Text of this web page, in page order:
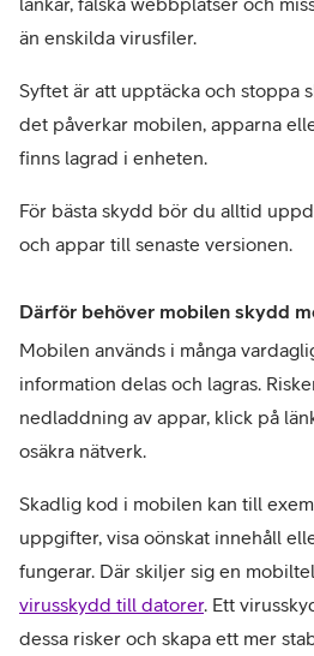
än enskilda virusfiler.
Syftet är att upptäcka och stoppa
det påverkar mobilen, apparna
finns lagrad i enheten.
För bästa skydd bör du alltid
och appar till senaste versionen.
Därför behöver mobilen skydd
Mobilen används i många
information delas och lagras.
nedladdning av appar, klick på
osäkra nätverk.
Skadlig kod i mobilen kan till
uppgifter, visa oönskat innehåll
virusskydd till datorer. Ett
dessa risker och skapa ett mer